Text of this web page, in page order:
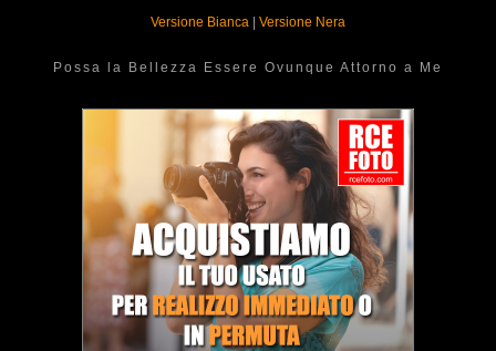
Versione Bianca
Versione Nera
Possa la Bellezza Essere Ovunque Attorno a Me